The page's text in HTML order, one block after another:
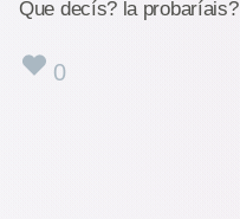
Que decís? la probaríais?
0